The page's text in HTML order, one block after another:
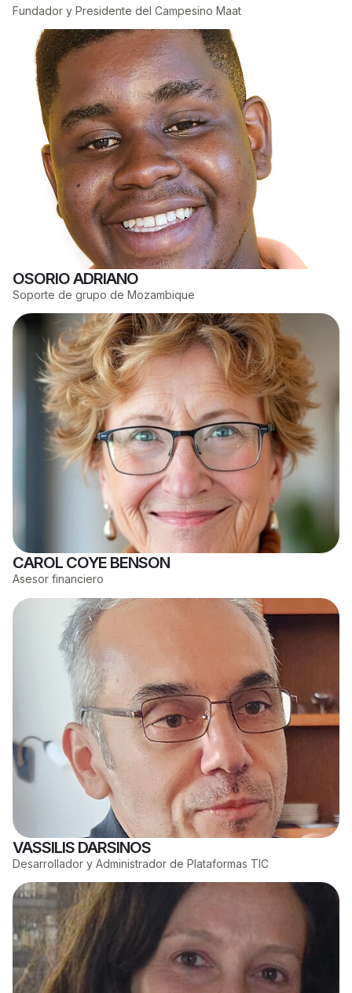
Fundador y Presidente del Campesino Maat
OSORIO ADRIANO
Soporte de grupo de Mozambique
CAROL COYE BENSON
Asesor financiero
VASSILIS DARSINOS
Desarrollador y Administrador de Plataformas TIC